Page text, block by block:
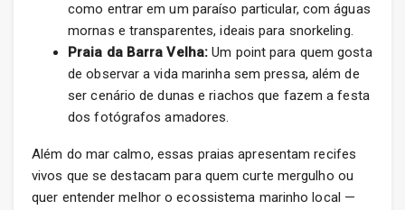
como entrar em um paraíso particular, com águas
mornas e transparentes, ideais para snorkeling.
Praia da Barra Velha: Um point para quem gosta
de observar a vida marinha sem pressa, além de
ser cenário de dunas e riachos que fazem a festa
dos fotógrafos amadores.
Além do mar calmo, essas praias apresentam recifes
vivos que se destacam para quem curte mergulho ou
quer entender melhor o ecossistema marinho local —